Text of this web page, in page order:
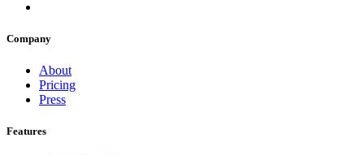
Company
About
Pricing
Press
Features